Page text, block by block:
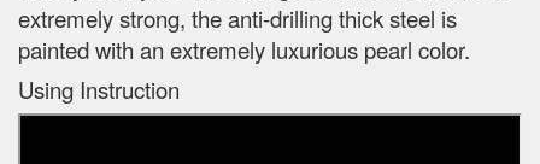
extremely strong, the anti-drilling thick steel is
painted with an extremely luxurious pearl color.
Using Instruction